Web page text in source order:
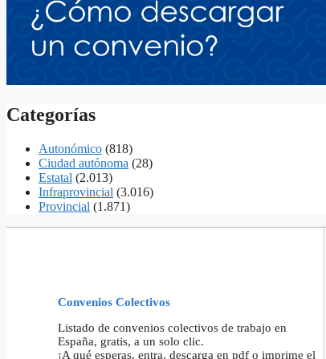
Categorías
Autonómico (818)
Ciudad autónoma (28)
Estatal (2.013)
Infraprovincial (3.016)
Provincial (1.871)
Convenios Colectivos
Listado de convenios colectivos de trabajo en
España, gratis, a un solo clic.
¡A qué esperas, entra, descarga en pdf o imprime el